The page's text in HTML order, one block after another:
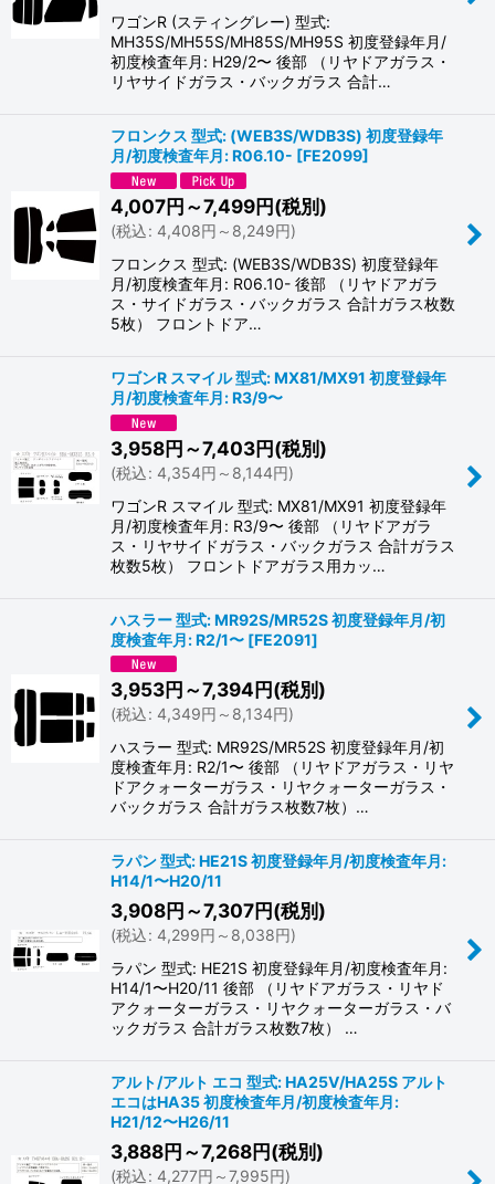
ワゴンR (スティングレー) 型式:
MH35S/MH55S/MH85S/MH95S 初度登録年月/
初度検査年月: H29/2〜 後部 （リヤドアガラス・
リヤサイドガラス・バックガラス 合計…
フロンクス 型式: (WEB3S/WDB3S) 初度登録年
月/初度検査年月: R06.10- [FE2099]
4,007円～7,499円(税別)
(税込: 4,408円 ～8,249円)
フロンクス 型式: (WEB3S/WDB3S) 初度登録年
月/初度検査年月: R06.10- 後部 （リヤドアガラ
ス・サイドガラス・バックガラス 合計ガラス枚数
5枚） フロントドア…
ワゴンR スマイル 型式: MX81/MX91 初度登録年
月/初度検査年月: R3/9〜
3,958円～7,403円(税別)
(税込: 4,354円 ～8,144円)
ワゴンR スマイル 型式: MX81/MX91 初度登録年
月/初度検査年月: R3/9〜 後部 （リヤドアガラ
ス・リヤサイドガラス・バックガラス 合計ガラス
枚数5枚） フロントドアガラス用カッ…
ハスラー 型式: MR92S/MR52S 初度登録年月/初
度検査年月: R2/1〜 [FE2091]
3,953円～7,394円(税別)
(税込: 4,349円 ～8,134円)
ハスラー 型式: MR92S/MR52S 初度登録年月/初
度検査年月: R2/1〜 後部 （リヤドアガラス・リヤ
ドアクォーターガラス・リヤクォーターガラス・
バックガラス 合計ガラス枚数7枚）…
ラパン 型式: HE21S 初度登録年月/初度検査年月:
H14/1〜H20/11
3,908円～7,307円(税別)
(税込: 4,299円 ～8,038円)
ラパン 型式: HE21S 初度登録年月/初度検査年月:
H14/1〜H20/11 後部 （リヤドアガラス・リヤド
アクォーターガラス・リヤクォーターガラス・バ
ックガラス 合計ガラス枚数7枚） …
アルト/アルト エコ 型式: HA25V/HA25S アルト
エコはHA35 初度検査年月/初度検査年月:
H21/12〜H26/11
3,888円～7,268円(税別)
(税込: 4,277円 ～7,995円)